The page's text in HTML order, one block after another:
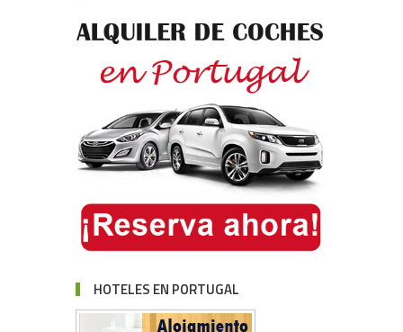
HOTELES EN PORTUGAL